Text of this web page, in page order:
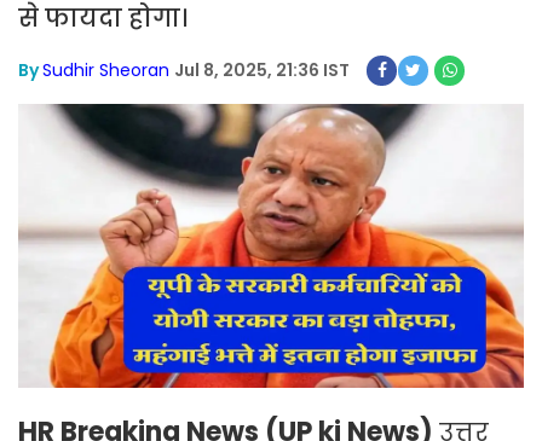
से फायदा होगा।
BySudhir Sheoran Jul 8, 2025, 21:36 IST
HR Breaking News (UP ki News) उत्तर